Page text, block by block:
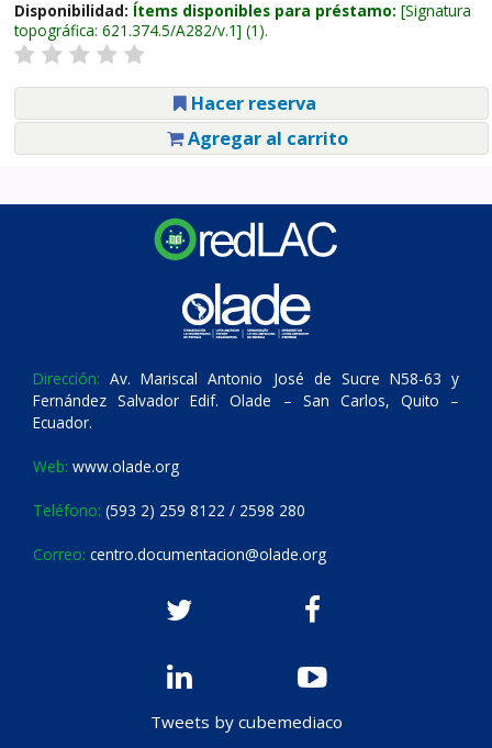
Disponibilidad: Ítems disponibles para préstamo: Signatura
topográfica: 621.374.5/A282/v.1 (1).
Hacer reserva
Agregar al carrito
Dirección: Av. Mariscal Antonio José de Sucre N58-63 y
Fernández Salvador Edif. Olade – San Carlos, Quito –
Ecuador.
Web: www.olade.org
Teléfono: (593 2) 259 8122 / 2598 280
Correo: centro.documentacion@olade.org
Tweets by cubemediaco